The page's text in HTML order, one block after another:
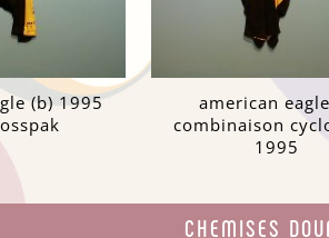
(b) 1995
american
combinaison
1995
CHEMISES